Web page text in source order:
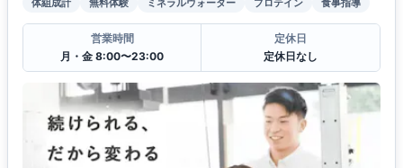
体組成計
無料体験 ミネラルウォーター プロテイン 食事指導
営業時間
月・金 8:00〜23:00
定休日
定休日なし